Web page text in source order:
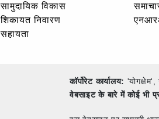
सामुदायिक विकास
शिकायत निवारण
सहायता
कॉर्पोरेट कार्यालय:
वेबसाइट के बारे में कोई भी